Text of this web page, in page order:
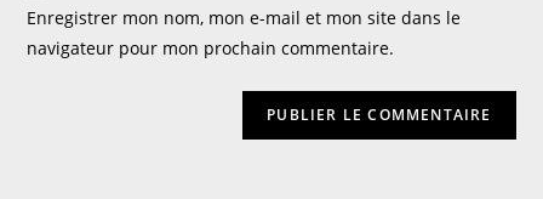
Enregistrer mon nom, mon e-mail et mon site dans le
navigateur pour mon prochain commentaire.